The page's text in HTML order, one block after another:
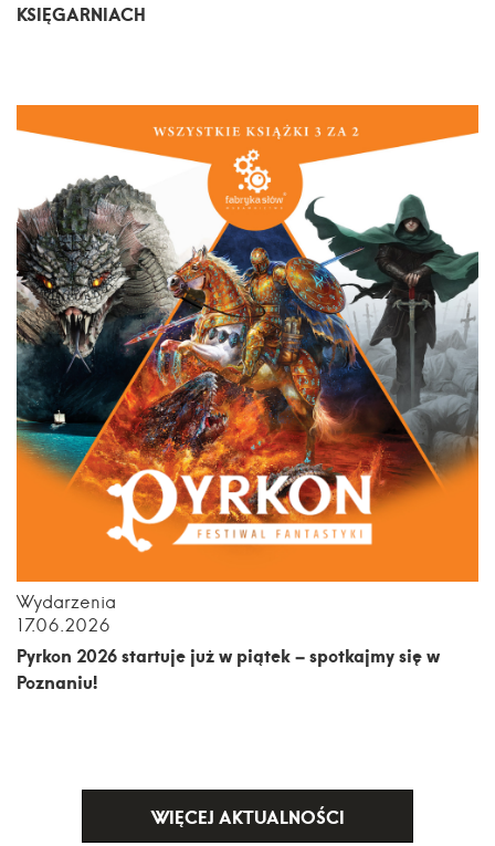
KSIĘGARNIACH
Wydarzenia
17.06.2026
Pyrkon 2026 startuje już w piątek – spotkajmy się w
Poznaniu!
WIĘCEJ AKTUALNOŚCI